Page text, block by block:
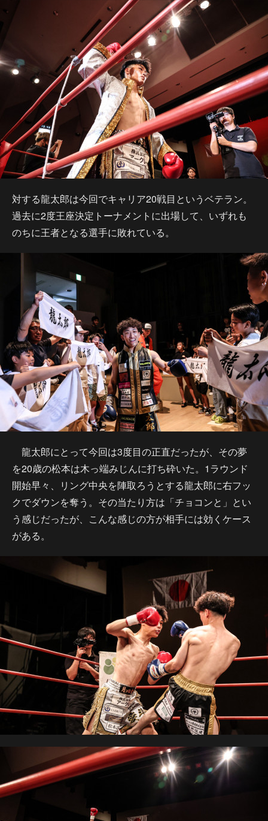
対する龍太郎は今回でキャリア20戦目というベテラン。
過去に2度王座決定トーナメントに出場して、いずれも
のちに王者となる選手に敗れている。
龍太郎にとって今回は3度目の正直だったが、その夢
を20歳の松本は木っ端みじんに打ち砕いた。1ラウンド
開始早々、リング中央を陣取ろうとする龍太郎に右フッ
クでダウンを奪う。その当たり方は「チョコンと」とい
う感じだったが、こんな感じの方が相手には効くケース
がある。